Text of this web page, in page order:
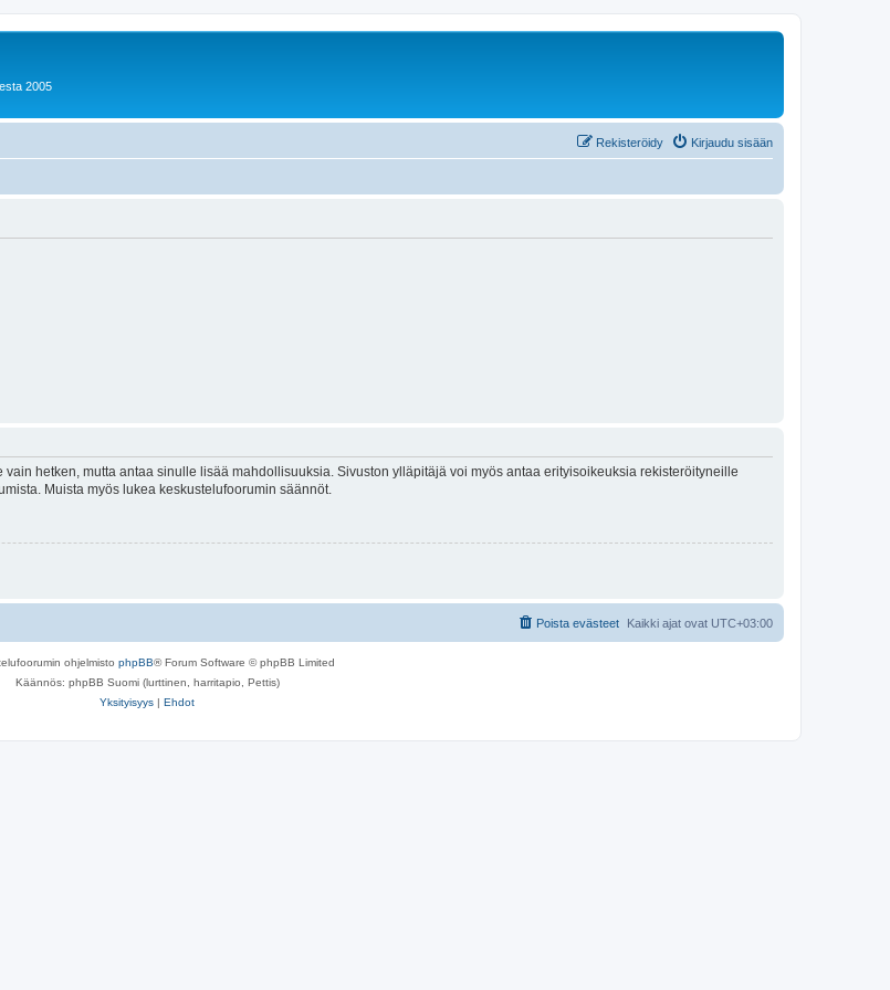
2005
Kirjaudu sisään
Rekisteröidy
hetken, mutta antaa sinulle lisää mahdollisuuksia. Sivuston ylläpitäjä voi myös antaa erityisoikeuksia rekisteröityneille
Muista myös lukea keskustelufoorumin säännöt.
Kaikki ajat ovat UTC+03:00
Poista evästeet
ohjelmisto phpBB® Forum Software © phpBB Limited
Käännös: phpBB Suomi (lurttinen, harritapio, Pettis)
Yksityisyys | Ehdot